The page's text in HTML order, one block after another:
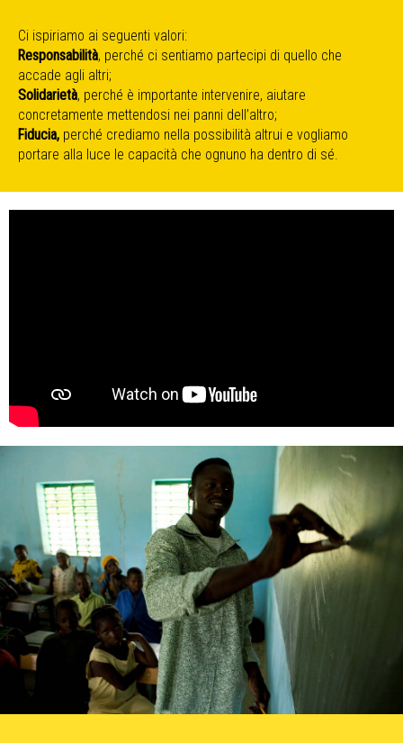
Ci ispiriamo ai seguenti valori:
Responsabilità, perché ci sentiamo partecipi di quello che
accade agli altri;
Solidarietà, perché è importante intervenire, aiutare
concretamente mettendosi nei panni dell’altro;
Fiducia, perché crediamo nella possibilità altrui e vogliamo
portare alla luce le capacità che ognuno ha dentro di sé.